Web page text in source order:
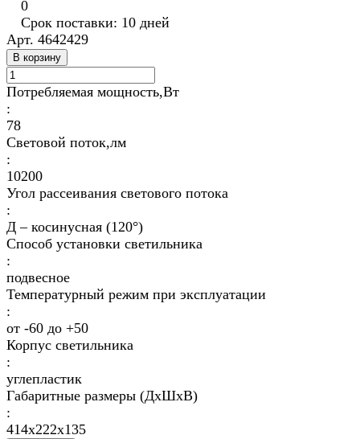
0
Срок поставки: 10 дней
Арт. 4642429
В корзину
Потребляемая мощность,Вт
:
78
Световой поток,лм
:
10200
Угол рассеивания светового потока
:
Д – косинусная (120°)
Способ установки светильника
:
подвесное
Температурный режим при эксплуатации
:
от -60 до +50
Корпус светильника
:
углепластик
Габаритные размеры (ДхШхВ)
:
414х222х135